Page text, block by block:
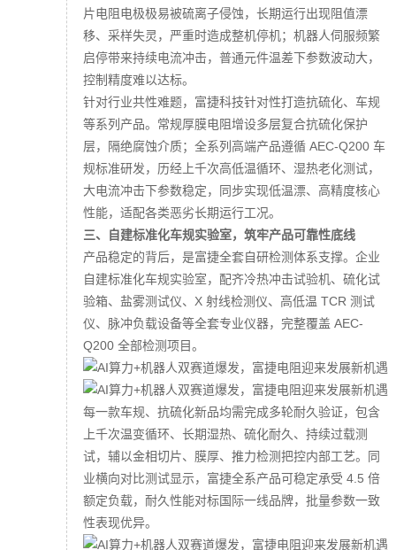
片电阻电极极易被硫离子侵蚀，长期运行出现阻值漂
移、采样失灵，严重时造成整机停机；机器人伺服频繁
启停带来持续电流冲击，普通元件温差下参数波动大，
控制精度难以达标。
针对行业共性难题，富捷科技针对性打造抗硫化、车规
等系列产品。常规厚膜电阻增设多层复合抗硫化保护
层，隔绝腐蚀介质；全系列高端产品遵循 AEC-Q200 车
规标准研发，历经上千次高低温循环、湿热老化测试，
大电流冲击下参数稳定，同步实现低温漂、高精度核心
性能，适配各类恶劣长期运行工况。
三、自建标准化车规实验室，筑牢产品可靠性底线
产品稳定的背后，是富捷全套自研检测体系支撑。企业
自建标准化车规实验室，配齐冷热冲击试验机、硫化试
验箱、盐雾测试仪、X 射线检测仪、高低温 TCR 测试
仪、脉冲负载设备等全套专业仪器，完整覆盖 AEC-
Q200 全部检测项目。
每一款车规、抗硫化新品均需完成多轮耐久验证，包含
上千次温变循环、长期湿热、硫化耐久、持续过载测
试，辅以金相切片、膜厚、推力检测把控内部工艺。同
业横向对比测试显示，富捷全系产品可稳定承受 4.5 倍
额定负载，耐久性能对标国际一线品牌，批量参数一致
性表现优异。